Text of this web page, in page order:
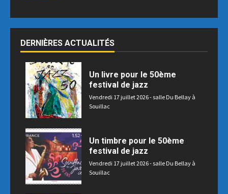
DERNIÈRES ACTUALITÉS
Un livre pour le 50ème
festival de jazz
Vendredi 17 juillet 2026 - salle Du Bellay à
Souillac
Un timbre pour le 50ème
festival de jazz
Vendredi 17 juillet 2026 - salle Du Bellay à
Souillac